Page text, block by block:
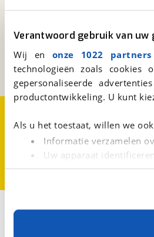
Verantwoord gebruik van uw
Wij en onze 1022 partners
technologieën zoals
gepersonaliseerde
productontwikkeling. U kunt
Als u het toestaat, willen we
Informatie verzamelen
Uw apparaat
Lees meer over hoe uw
Met cookies en vergelijkbare
cookies zorgen ervoor dat de
Kosterijland15
Een initiatief van
BOVAG
Cookievoorkeuren
Vacatures